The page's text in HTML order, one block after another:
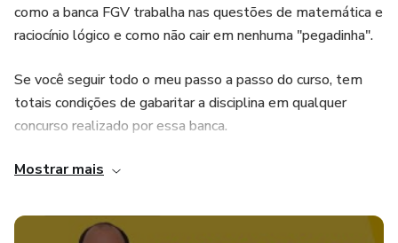
como a banca FGV trabalha nas questões de matemática e
raciocínio lógico e como não cair em nenhuma "pegadinha".
Se você seguir todo o meu passo a passo do curso, tem
totais condições de gabaritar a disciplina em qualquer
concurso realizado por essa banca.
Bônus: 3 LIVES DE PORTUGUÊS COM A PROFESSORA
Mostrar mais